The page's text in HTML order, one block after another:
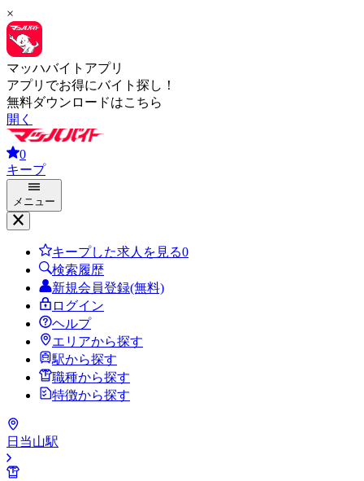
×
マッハバイトアプリ
アプリでお得にバイト探し！
無料ダウンロードはこちら
開く
0
キープ
メニュー
キープした求人を見る0
検索履歴
新規会員登録(無料)
ログイン
ヘルプ
エリアから探す
駅から探す
職種から探す
特徴から探す
日当山駅